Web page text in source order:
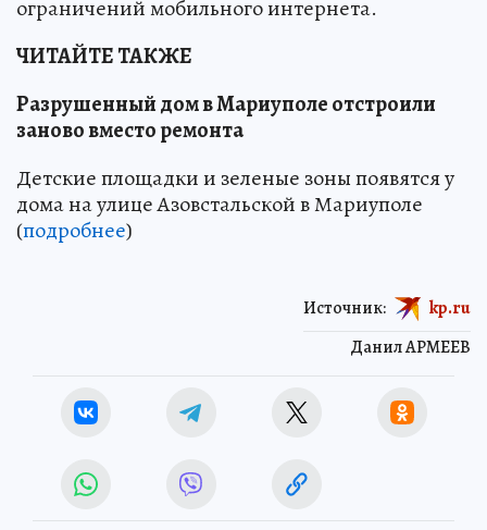
ограничений мобильного интернета.
ЧИТАЙТЕ ТАКЖЕ
Разрушенный дом в Мариуполе отстроили
заново вместо ремонта
Детские площадки и зеленые зоны появятся у
дома на улице Азовстальской в Мариуполе
(подробнее)
Данил АРМЕЕВ
Источник: kp.ru